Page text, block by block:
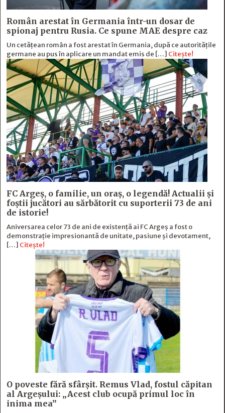
Român arestat în Germania într-un dosar de
spionaj pentru Rusia. Ce spune MAE despre caz
Un cetățean român a fost arestat în Germania, după ce autoritățile
germane au pus în aplicare un mandat emis de […] Citește!
FC Argeş, o familie, un oraș, o legendă! Actualii şi
foştii jucători au sărbătorit cu suporterii 73 de ani
de istorie!
Aniversarea celor 73 de ani de existență ai FC Argeș a fost o
demonstrație impresionantă de unitate, pasiune și devotament,
[…] Citește!
O poveste fără sfârşit. Remus Vlad, fostul căpitan
al Argeşului: „Acest club ocupă primul loc în
inima mea”